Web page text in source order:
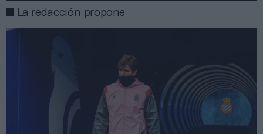
La redacción propone